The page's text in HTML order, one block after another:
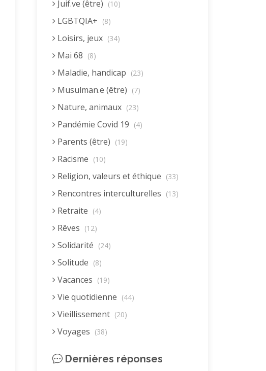
Juif.ve (être) (10)
LGBTQIA+ (8)
Loisirs, jeux (34)
Mai 68 (8)
Maladie, handicap (23)
Musulman.e (être) (7)
Nature, animaux (23)
Pandémie Covid 19 (4)
Parents (être) (19)
Racisme (10)
Religion, valeurs et éthique (33)
Rencontres interculturelles (13)
Retraite (4)
Rêves (12)
Solidarité (24)
Solitude (8)
Vacances (19)
Vie quotidienne (44)
Vieillissement (20)
Voyages (38)
Dernières réponses